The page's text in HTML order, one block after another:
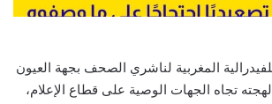
المغربية لناشري الصحف بجهة العيون
تجاه الجهات الوصية على قطاع الإعلام،